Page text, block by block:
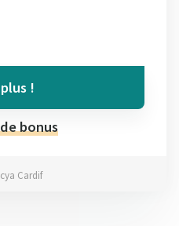
!
bonus
Cardif